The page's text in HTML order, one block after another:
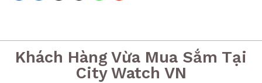
Khách Hàng Vừa Mua Sắm Tại
City Watch VN